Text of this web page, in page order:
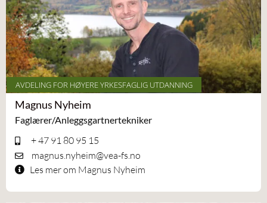
AVDELING FOR HØYERE YRKESFAGLIG UTDANNING
Magnus Nyheim
Faglærer/Anleggsgartnertekniker
+ 47 91 80 95 15
magnus.nyheim@vea-fs.no
Les mer om Magnus Nyheim